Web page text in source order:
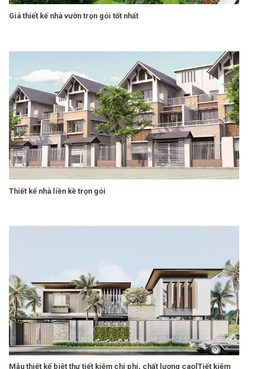
Giá thiết kế nhà vườn trọn gói tốt nhất
Thiết kế nhà liền kề trọn gói
Mẫu thiết kế biệt thự tiết kiệm chi phí, chất lượng cao[Tiết kiệm